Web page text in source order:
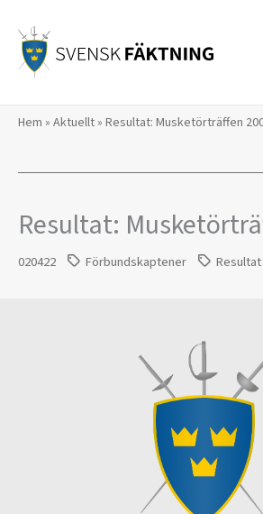
innehåll
Hem » Aktuellt» Resultat: Musketörträffen
Resultat:
020422 Förbundskaptener Resultat